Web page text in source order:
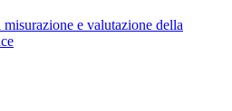
misurazione e valutazione della